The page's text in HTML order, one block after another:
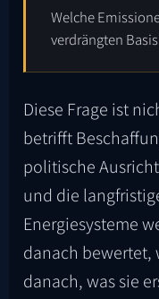
Welche
verdrängten
Diese Frage ist
betrifft
politische
und die
Energiesysteme
danach bewertet,
danach, was sie